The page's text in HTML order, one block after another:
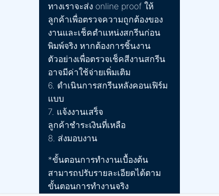
ทางเราจะส่ง online proof ให้
ลูกค้าเพื่อตรวจความถูกต้องของ
งานและเช็คตำแหน่งสกรีนก่อน
พิมพ์จริง หากต้องการชิ้นงาน
ตัวอย่างเพื่อตรวจเช็คสีงานสกรีน
อาจมีค่าใช้จ่ายเพิ่มเติม
6. ดำเนินการสกรีนหลังคอนเฟิร์ม
แบบ
7. แจ้งงานเสร็จ
ลูกค้าชำระเงินที่เหลือ
8. ส่งมอบงาน
*ขั้นตอนการทำงานเบื้องต้น
สามารถปรับรายละเอียดได้ตาม
ขั้นตอนการทำงานจริง